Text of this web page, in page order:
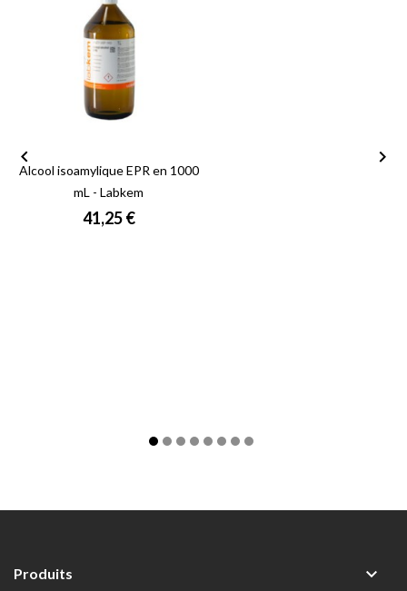
Alcool isoamylique EPR en 1000
mL - Labkem
Prix
41,25 €
 
Produits 